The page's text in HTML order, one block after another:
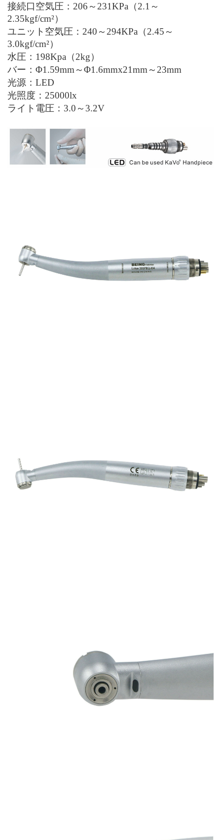
接続口空気圧：206～231KPa（2.1～
2.35kgf/cm²）
ユニット空気圧：240～294KPa（2.45～
3.0kgf/cm²）
水圧：198Kpa（2kg）
バー：Φ1.59mm～Φ1.6mmx21mm～23mm
光源： LED
光照度：25000lx
ライト電圧：3.0～3.2V